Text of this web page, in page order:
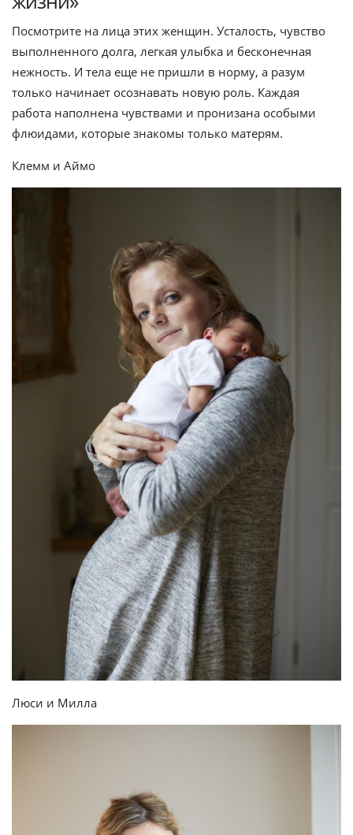
Посмотрите на лица этих женщин. Усталость, чувство
выполненного долга, легкая улыбка и бесконечная
нежность. И тела еще не пришли в норму, а разум
только начинает осознавать новую роль. Каждая
работа наполнена чувствами и пронизана особыми
флюидами, которые знакомы только матерям.
Клемм и Аймо
Люси и Милла